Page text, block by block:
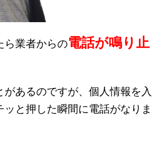
ら業者からの電話が鳴り止
あるのですが、個人情報を入
と押した瞬間に電話がなりま